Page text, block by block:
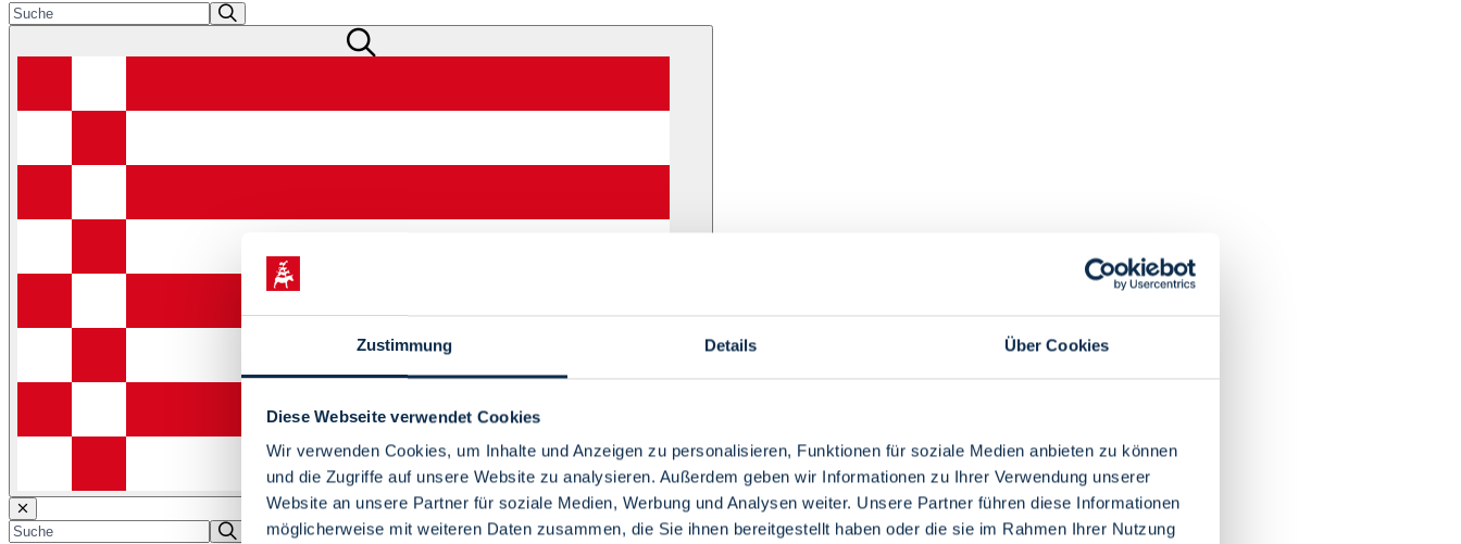
Zustimmung Details Über Cookies
Diese Webseite verwendet Cookies
Wir verwenden Cookies, um Inhalte und Anzeigen zu personalisieren, Funktionen für soziale Medien anbieten zu können
und die Zugriffe auf unsere Website zu analysieren. Außerdem geben wir Informationen zu Ihrer Verwendung unserer
Website an unsere Partner für soziale Medien, Werbung und Analysen weiter. Unsere Partner führen diese Informationen
möglicherweise mit weiteren Daten zusammen, die Sie ihnen bereitgestellt haben oder die sie im Rahmen Ihrer Nutzung
Menü